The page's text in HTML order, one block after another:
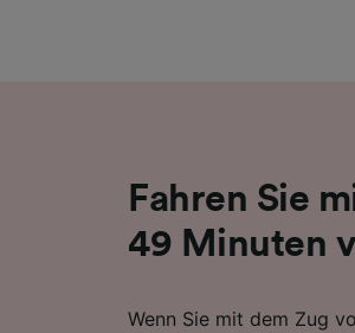
Fahren Sie
49 Minuten
Wenn Sie mit dem Zug